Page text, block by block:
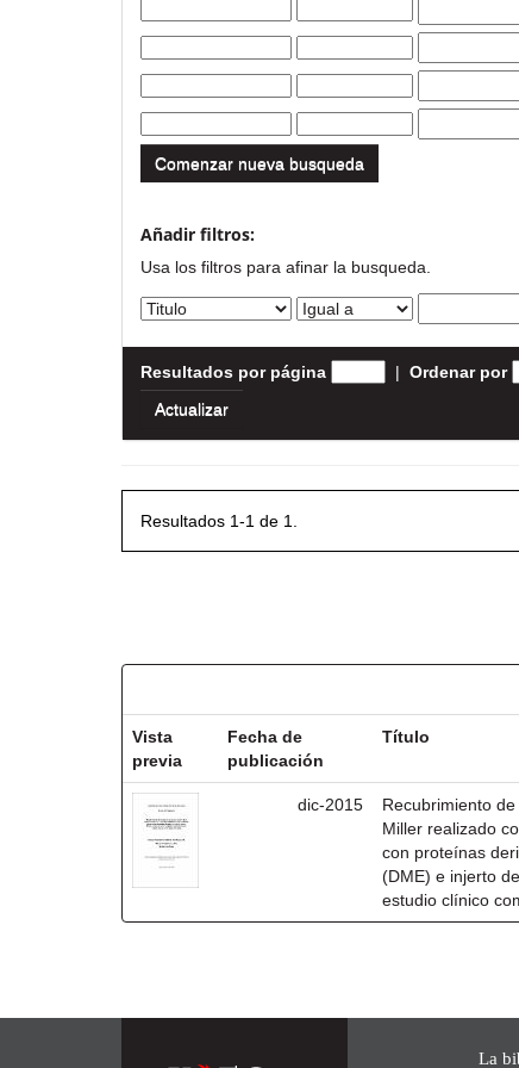
Comenzar nueva busqueda
Añadir filtros:
Usa los filtros para afinar la busqueda.
Resultados por página | Ordenar por
Resultados 1-1 de 1.
Vista
previa
Fecha de
publicación
Título
dic-2015
Recubrimiento
Miller realizado
con proteínas
(DME) e injerto
estudio clínico
La